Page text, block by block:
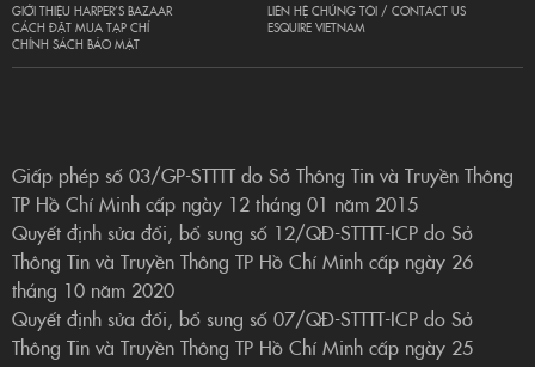
GIỚI THIỆU HARPER’S BAZAAR
CÁCH ĐẶT MUA TẠP CHÍ
CHÍNH SÁCH BẢO MẬT
LIÊN HỆ CHÚNG TÔI / CONTACT US
ESQUIRE VIETNAM
Giấp phép số 03/GP-STTTT do Sở Thông Tin và Truyền Thông
TP Hồ Chí Minh cấp ngày 12 tháng 01 năm 2015
Quyết định sửa đổi, bổ sung số 12/QĐ-STTTT-ICP do Sở
Thông Tin và Truyền Thông TP Hồ Chí Minh cấp ngày 26
tháng 10 năm 2020
Quyết định sửa đổi, bổ sung số 07/QĐ-STTTT-ICP do Sở
Thông Tin và Truyền Thông TP Hồ Chí Minh cấp ngày 25